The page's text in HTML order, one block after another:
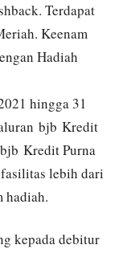
Terdapat
Keenam
Hadiah
hingga 31
bjb Kredit
Kredit Purna
lebih dari
hadiah.
kepada debitur